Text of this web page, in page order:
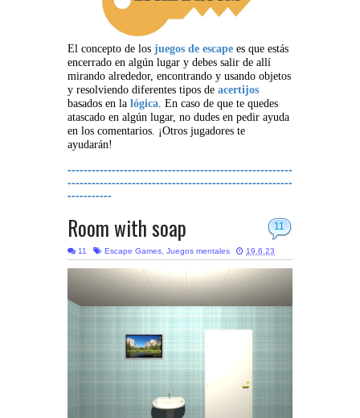
El concepto de los juegos de escape es que estás
encerrado en algún lugar y debes salir de allí
mirando alrededor, encontrando y usando objetos
y resolviendo diferentes tipos de acertijos
basados en la lógica. En caso de que te quedes
atascado en algún lugar, no dudes en pedir ayuda
en los comentarios. ¡Otros jugadores te
ayudarán!
--------------------------------------------------------
--------------------------------------------------------
-----------
11
Room with soap
11 Escape Games, Juegos mentales 19.6.23